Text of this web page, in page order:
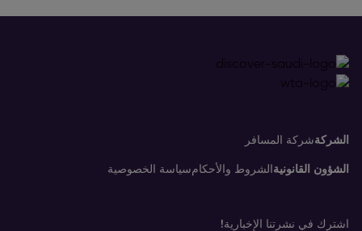
الشركةشركة المسافر
الشؤون القانونية الشروط والأحكامسياسة الخصوصية
اشترك في نشرتنا الإخبارية!